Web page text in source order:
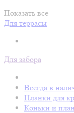
Показать все
Для террасы
Для забора
Всегда в
Планки для
Коньки и